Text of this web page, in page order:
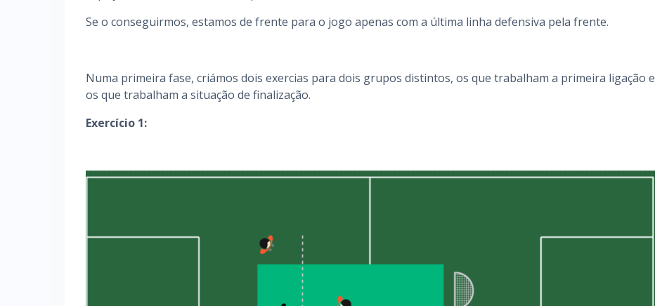
Se o conseguirmos, estamos de frente para o jogo apenas com a última linha defensiva pela frente.
Numa primeira fase, criámos dois exercias para dois grupos distintos, os que trabalham a primeira ligação e
os que trabalham a situação de finalização.
Exercício 1: